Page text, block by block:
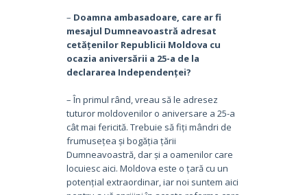
– Doamna ambasadoare, care ar fi
mesajul Dumneavoastră adresat
cetățenilor Republicii Moldova cu
ocazia aniversării a 25-a de la
declararea Independenței?
– În primul rând, vreau să le adresez
tuturor moldovenilor o aniversare a 25-a
cât mai fericită. Trebuie să fiți mândri de
frumusețea și bogăția țării
Dumneavoastră, dar și a oamenilor care
locuiesc aici. Moldova este o țară cu un
potențial extraordinar, iar noi suntem aici